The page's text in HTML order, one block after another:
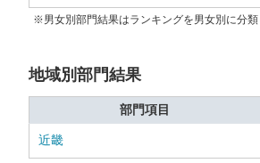
※男女別部門結果はランキングを男女別に分類
地域別部門結果
部門項目
近畿